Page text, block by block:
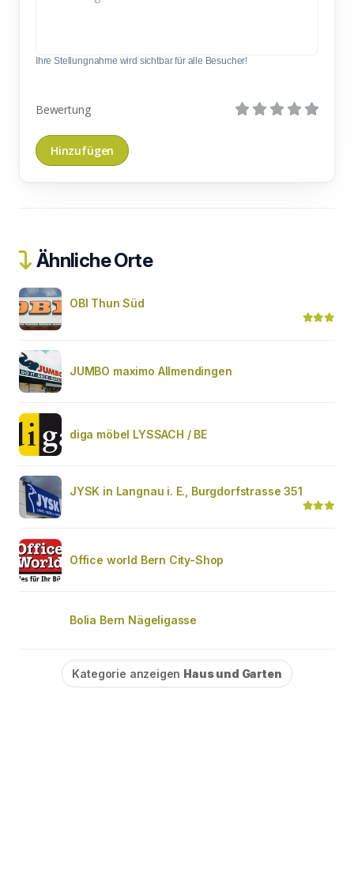
Ihre Stellungnahme wird sichtbar für alle Besucher!
Bewertung
Ähnliche Orte
OBI Thun Süd
JUMBO maximo Allmendingen
diga möbel LYSSACH / BE
JYSK in Langnau i. E., Burgdorfstrasse 351
Office world Bern City-Shop
Bolia Bern Nägeligasse
Kategorie anzeigen Haus und Garten